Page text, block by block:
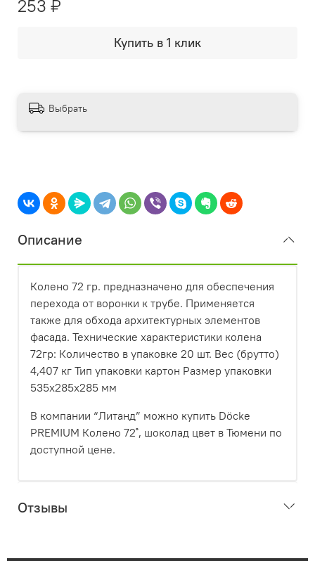
253 ₽
Купить в 1 клик
Выбрать
Описание
Колено 72 гр. предназначено для обеспечения
перехода от воронки к трубе. Применяется
также для обхода архитектурных элементов
фасада. Технические характеристики колена
72гр: Количество в упаковке 20 шт. Вес (брутто)
4,407 кг Тип упаковки картон Размер упаковки
535х285х285 мм
В компании “Литанд” можно купить Döcke
PREMIUM Колено 72˚, шоколад цвет в Тюмени по
доступной цене.
Отзывы